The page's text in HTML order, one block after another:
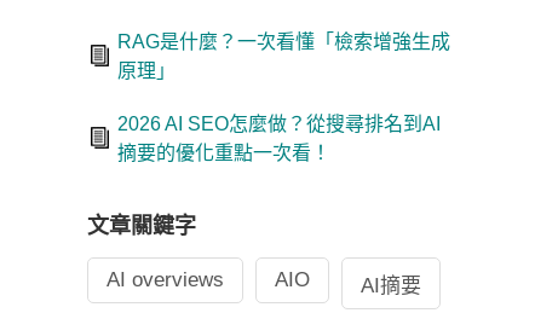
RAG是什麼？一次看懂「檢索增強生成
原理」
2026 AI SEO怎麼做？從搜尋排名到AI
摘要的優化重點一次看！
文章關鍵字
AI overviews AIO AI摘要